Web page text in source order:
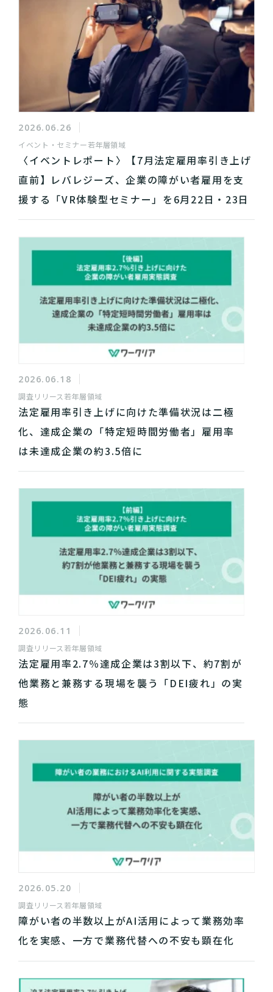
2026.06.26
イベント・セミナー若年層領域
〈イベントレポート〉【7月法定雇用率引き上げ
直前】レバレジーズ、企業の障がい者雇用を支
援する「VR体験型セミナー」を6月22日・23日
に開催
2026.06.18
調査リリース 若年層領域
法定雇用率引き上げに向けた準備状況は二極
化、達成企業の「特定短時間労働者」雇用率
は未達成企業の約3.5倍に
2026.06.11
調査リリース 若年層領域
法定雇用率2.7％達成企業は3割以下、約7割が
他業務と兼務する現場を襲う「DEI疲れ」の実
態
2026.05.20
調査リリース 若年層領域
障がい者の半数以上がAI活用によって業務効率
化を実感、一方で業務代替への不安も顕在化